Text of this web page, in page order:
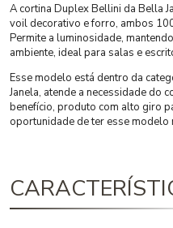
A cortina Duplex Bellini da Bella
voil decorativo e forro, ambos
Permite a luminosidade,
ambiente, ideal para salas e
Esse modelo está dentro da
Janela, atende a necessidade do
benefício, produto com alto giro
oportunidade de ter esse modelo